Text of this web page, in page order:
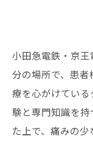
小田急電鉄・京
分の場所で、患
療を心がけてい
験と専門知識を
た上で、痛みの